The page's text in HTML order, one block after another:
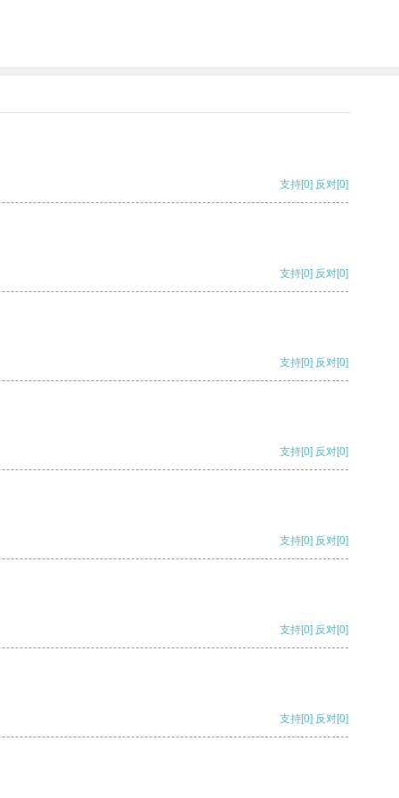
支持[0] 反对[0]
支持[0] 反对[0]
支持[0] 反对[0]
支持[0] 反对[0]
支持[0] 反对[0]
支持[0] 反对[0]
支持[0] 反对[0]